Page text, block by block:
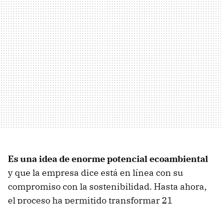
Es una idea de enorme potencial ecoambiental
y que la empresa dice está en línea con su
compromiso con la sostenibilidad. Hasta ahora,
el proceso ha permitido transformar 21